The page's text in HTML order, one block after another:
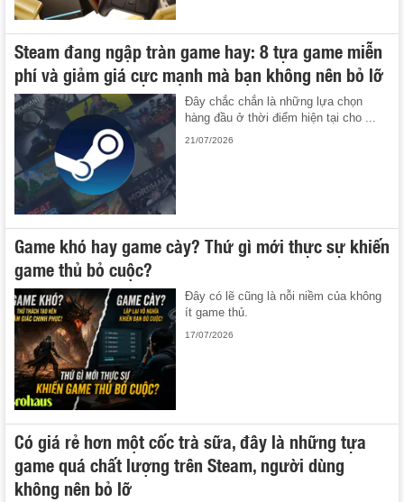
Steam đang ngập tràn game hay: 8 tựa game miễn
phí và giảm giá cực mạnh mà bạn không nên bỏ lỡ
Đây chắc chắn là những lựa chọn
hàng đầu ở thời điểm hiện tại cho ...
21/07/2026
Game khó hay game cày? Thứ gì mới thực sự khiến
game thủ bỏ cuộc?
Đây có lẽ cũng là nỗi niềm của không
ít game thủ.
17/07/2026
Có giá rẻ hơn một cốc trà sữa, đây là những tựa
game quá chất lượng trên Steam, người dùng
không nên bỏ lỡ